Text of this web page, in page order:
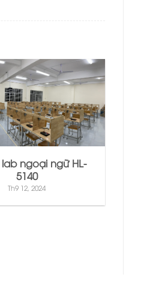
ngoại ngữ HL-
5140
Th9 12, 2024